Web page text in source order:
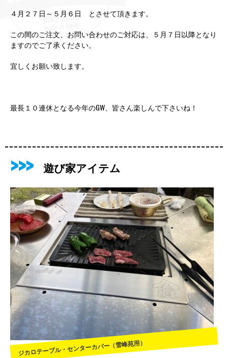
４月２７日～５月６日 とさせて頂きます。
この間のご注文、お問い合わせのご対応は、５月７日以降となり
ますのでご了承ください。
宜しくお願い致します。
最長１０連休となる今年のGW、皆さん楽しんで下さいね！
遊び家アイテム
ジカロテーブル・センターカバー（雪峰苑用）